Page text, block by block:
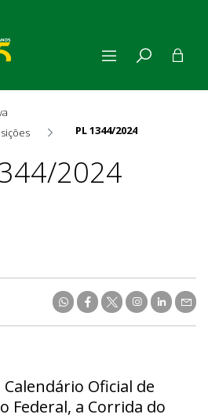
PL 1344/2024
2024
Oficial de
Federal, a Corrida do